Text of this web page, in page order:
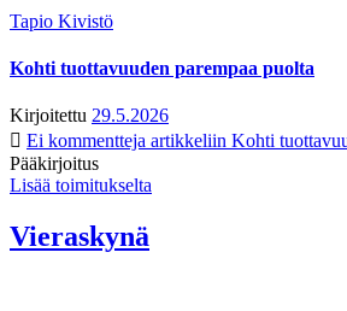
Tapio Kivistö
Kohti tuottavuuden parempaa puolta
Kirjoitettu 29.5.2026
Ei kommentteja artikkeliin Kohti
Pääkirjoitus
Lisää toimitukselta
Vieraskynä